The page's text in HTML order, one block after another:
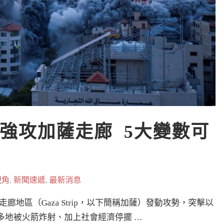
攻加薩走廊  5大變數可
, 新聞速遞, 最新消息
廊地區（Gaza Strip，以下簡稱加薩）發動攻勢，突擊以
地被火箭炸射、加上社會經濟停擺 …